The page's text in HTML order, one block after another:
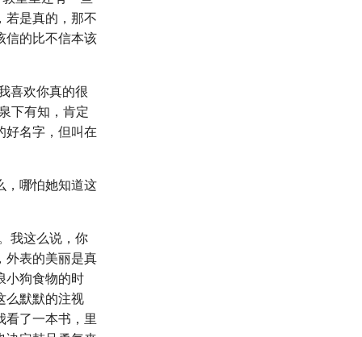
若是真的，那不
信的比不信本该
喜欢你真的很
下有知，肯定
好名字，但叫在
，哪怕她知道这
我这么说，你
外表的美丽是真
小狗食物的时
么默默的注视
看了一本书，里